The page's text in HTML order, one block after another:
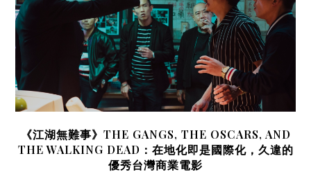
《江湖無難事》THE GANGS, THE OSCARS, AND
THE WALKING DEAD：在地化即是國際化，久違的
優秀台灣商業電影